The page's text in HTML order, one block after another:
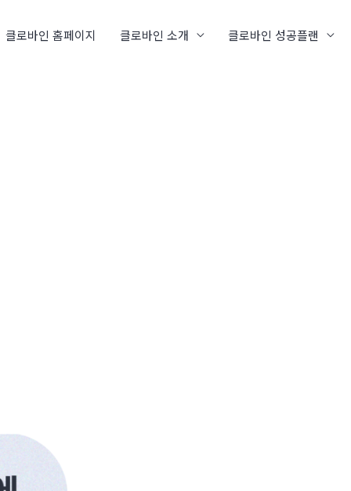
클로바인 홈페이지 클로바인 소개 클로바인 성공플랜